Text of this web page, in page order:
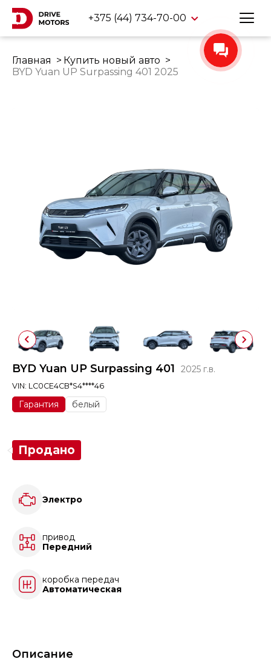
+375 (44) 734-70-00
Главная
Купить новый авто
BYD Yuan UP Surpassing 401 2025
BYD Yuan UP Surpassing 401 2025 г.в.
VIN: LC0CE4CB*S4****46
Гарантия белый
Продано
Электро
привод
Передний
коробка передач
Автоматическая
Описание